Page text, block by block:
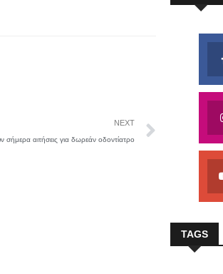
NEXT
αιτήσεις για δωρεάν οδοντίατρο
TAGS